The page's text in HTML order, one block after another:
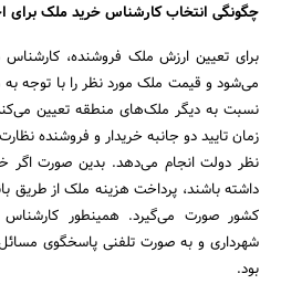
چگونگی انتخاب کارشناس خرید ملک برای
برای تعیین ارزش ملک فروشنده،
می‌شود و قیمت ملک مورد نظر را با توجه به
نسبت به دیگر ملک‌های منطقه تعیین
زمان تایید دو جانبه خریدار و فروشنده
نظر دولت انجام می‌دهد. بدین صورت اگر
داشته باشند، پرداخت هزینه ملک از طریق
کشور صورت می‌گیرد. همینطور کارشناس
شهرداری و به صورت تلفنی پاسخگوی
بود.